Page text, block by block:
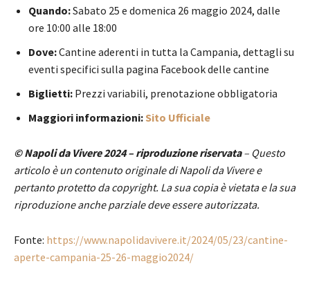
Quando:Sabato 25 e domenica 26 maggio 2024, dalle
ore 10:00 alle 18:00
Dove:Cantine aderenti in tutta la Campania, dettagli su
eventi specifici sulla pagina Facebook delle cantine
Biglietti: Prezzi variabili, prenotazione obbligatoria
Maggiori informazioni: Sito Ufficiale
© Napoli da Vivere 2024 – riproduzione riservata– Questo
articolo è un contenuto originale di Napoli da Vivere e
pertanto protetto da copyright. La sua copia è vietata e la sua
riproduzione anche parziale deve essere autorizzata.
Fonte: https://www.napolidavivere.it/2024/05/23/cantine-
aperte-campania-25-26-maggio2024/